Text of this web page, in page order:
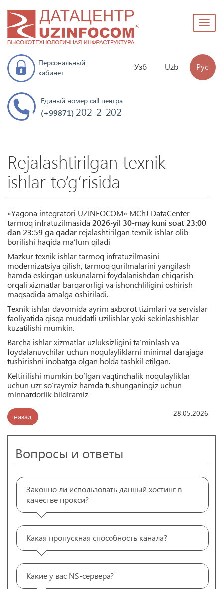
Узб Uzb Рус
Персональный
кабинет
Единый номер call центра
(+99871) 202-2-202
Rejalashtirilgan texnik
ishlar to‘g‘risida
«Yagona integratori UZINFOCOM» MChJ DataCenter
tarmoq infratuzilmasida 2026-yil 30-may kuni soat 23:00
dan 23:59 ga qadar rejalashtirilgan texnik ishlar olib
borilishi haqida ma’lum qiladi.
Mazkur texnik ishlar tarmoq infratuzilmasini
modernizatsiya qilish, tarmoq qurilmalarini yangilash
hamda eskirgan uskunalarni foydalanishdan chiqarish
orqali xizmatlar barqarorligi va ishonchliligini oshirish
maqsadida amalga oshiriladi.
Texnik ishlar davomida ayrim axborot tizimlari va servislar
faoliyatida qisqa muddatli uzilishlar yoki sekinlashishlar
kuzatilishi mumkin.
Barcha ishlar xizmatlar uzluksizligini ta’minlash va
foydalanuvchilar uchun noqulayliklarni minimal darajaga
tushirishni inobatga olgan holda tashkil etilgan.
Keltirilishi mumkin bo‘lgan vaqtinchalik noqulayliklar
uchun uzr so‘raymiz hamda tushunganingiz uchun
minnatdorlik bildiramiz
назад 28.05.2026
Вопросы и ответы
Законно ли использовать данный хостинг в
качестве прокси?
Какая пропускная способность канала?
Какие у вас NS-сервера?